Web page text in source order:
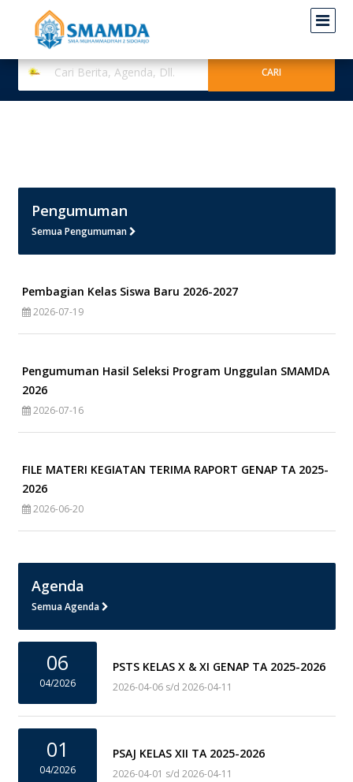
Pengumuman
Semua Pengumuman
Pembagian Kelas Siswa Baru 2026-2027
2026-07-19
Pengumuman Hasil Seleksi Program Unggulan SMAMDA
2026
2026-07-16
FILE MATERI KEGIATAN TERIMA RAPORT GENAP TA 2025-
2026
2026-06-20
Agenda
Semua Agenda
06
04/2026
PSTS KELAS X & XI GENAP TA 2025-2026
2026-04-06 s/d 2026-04-11
01
04/2026
PSAJ KELAS XII TA 2025-2026
2026-04-01 s/d 2026-04-11